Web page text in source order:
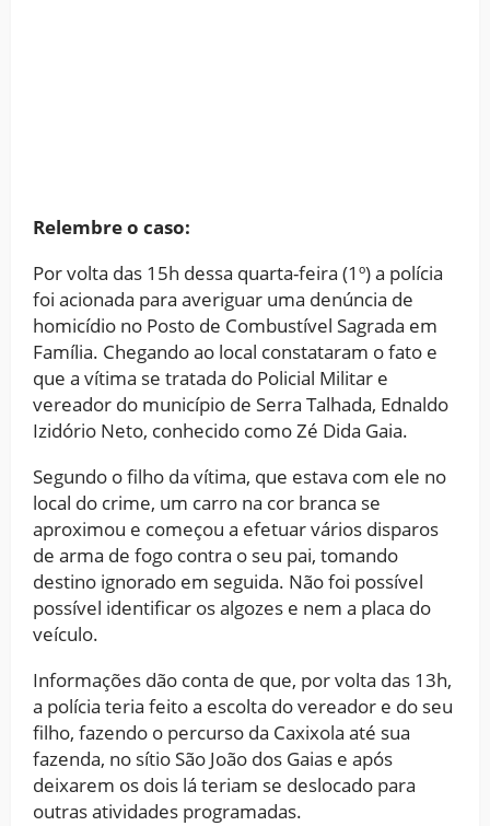
Relembre o caso:
Por volta das 15h dessa quarta-feira (1º) a polícia
foi acionada para averiguar uma denúncia de
homicídio no Posto de Combustível Sagrada em
Família. Chegando ao local constataram o fato e
que a vítima se tratada do Policial Militar e
vereador do município de Serra Talhada, Ednaldo
Izidório Neto, conhecido como Zé Dida Gaia.
Segundo o filho da vítima, que estava com ele no
local do crime, um carro na cor branca se
aproximou e começou a efetuar vários disparos
de arma de fogo contra o seu pai, tomando
destino ignorado em seguida. Não foi possível
possível identificar os algozes e nem a placa do
veículo.
Informações dão conta de que, por volta das 13h,
a polícia teria feito a escolta do vereador e do seu
filho, fazendo o percurso da Caxixola até sua
fazenda, no sítio São João dos Gaias e após
deixarem os dois lá teriam se deslocado para
outras atividades programadas.